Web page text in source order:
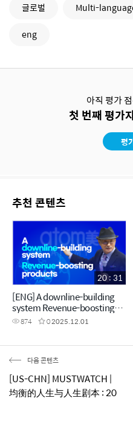
글로벌 Multi-
eng
아직 평가
첫 번째 평가
평
추천 콘텐츠
[ENG] A downline-building
system Revenue-boosting
products
874 02025.12.01
20 : 31
다음 콘텐츠
[US-CHN] MUSTWATCH |
均衡的人生与人生剧本 : 20